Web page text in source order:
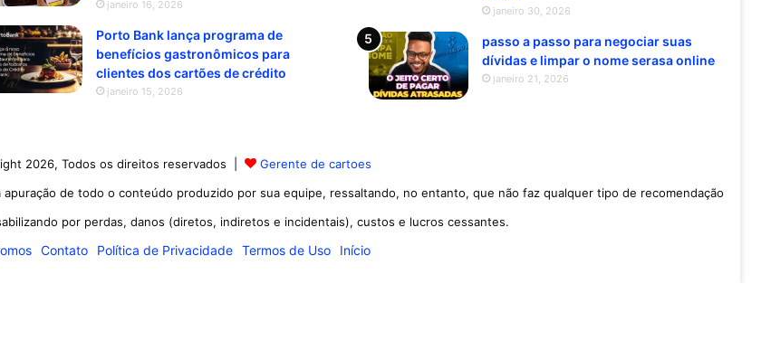
janeiro 16, 2026
Porto Bank lança programa de
benefícios gastronômicos para
clientes dos cartões de crédito
janeiro 15, 2026
janeiro 30, 2026
passo a passo para negociar suas
dívidas e limpar o nome serasa online
janeiro 21, 2026
2026, Todos os direitos reservados |
Gerente de cartoes
de todo o conteúdo produzido por sua equipe, ressaltando, no entanto, que não faz qualquer tipo de recomendação
por perdas, danos (diretos, indiretos e incidentais), custos e lucros cessantes.
Contato Política de Privacidade Termos de Uso Início